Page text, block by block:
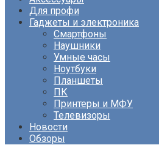
Для профи
Гаджеты и электроника
Смартфоны
Наушники
Умные часы
Ноутбуки
Планшеты
ПК
Принтеры и МФУ
Телевизоры
Новости
Обзоры